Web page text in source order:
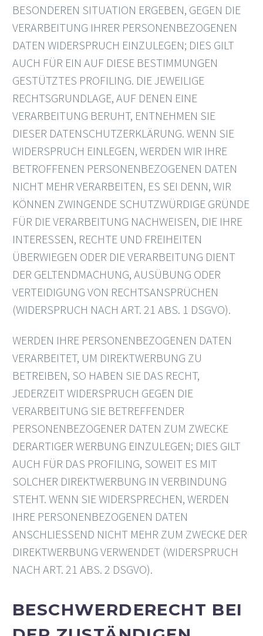
BESONDEREN SITUATION ERGEBEN, GEGEN DIE
VERARBEITUNG IHRER PERSONENBEZOGENEN
DATEN WIDERSPRUCH EINZULEGEN; DIES GILT
AUCH FÜR EIN AUF DIESE BESTIMMUNGEN
GESTÜTZTES PROFILING. DIE JEWEILIGE
RECHTSGRUNDLAGE, AUF DENEN EINE
VERARBEITUNG BERUHT, ENTNEHMEN SIE
DIESER DATENSCHUTZERKLÄRUNG. WENN SIE
WIDERSPRUCH EINLEGEN, WERDEN WIR IHRE
BETROFFENEN PERSONENBEZOGENEN DATEN
NICHT MEHR VERARBEITEN, ES SEI DENN, WIR
KÖNNEN ZWINGENDE SCHUTZWÜRDIGE GRÜNDE
FÜR DIE VERARBEITUNG NACHWEISEN, DIE IHRE
INTERESSEN, RECHTE UND FREIHEITEN
ÜBERWIEGEN ODER DIE VERARBEITUNG DIENT
DER GELTENDMACHUNG, AUSÜBUNG ODER
VERTEIDIGUNG VON RECHTSANSPRÜCHEN
(WIDERSPRUCH NACH ART. 21 ABS. 1 DSGVO).
WERDEN IHRE PERSONENBEZOGENEN DATEN
VERARBEITET, UM DIREKTWERBUNG ZU
BETREIBEN, SO HABEN SIE DAS RECHT,
JEDERZEIT WIDERSPRUCH GEGEN DIE
VERARBEITUNG SIE BETREFFENDER
PERSONENBEZOGENER DATEN ZUM ZWECKE
DERARTIGER WERBUNG EINZULEGEN; DIES GILT
AUCH FÜR DAS PROFILING, SOWEIT ES MIT
SOLCHER DIREKTWERBUNG IN VERBINDUNG
STEHT. WENN SIE WIDERSPRECHEN, WERDEN
IHRE PERSONENBEZOGENEN DATEN
ANSCHLIESSEND NICHT MEHR ZUM ZWECKE DER
DIREKTWERBUNG VERWENDET (WIDERSPRUCH
NACH ART. 21 ABS. 2 DSGVO).
BESCHWERDE­RECHT BEI